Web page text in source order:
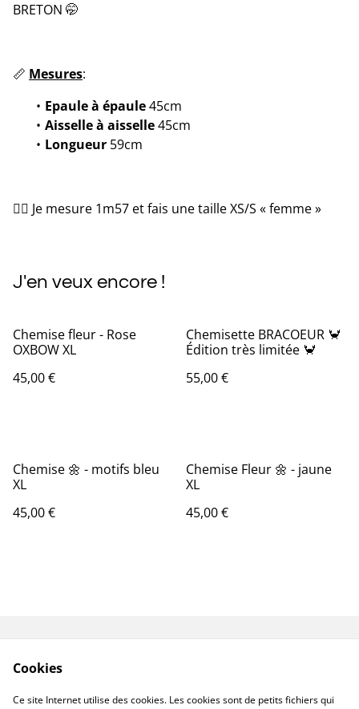
BRETON 🤭
📏 Mesures:
Epaule à épaule45cm
Aisselle à aisselle45cm
Longueur 59cm
💁‍♀️ Je mesure 1m57 et fais une taille XS/S « femme »
J'en veux encore !
Chemise fleur - Rose
OXBOW XL
45,00 €
Chemisette BRACOEUR 🦀
Édition très limitée 🦀
55,00 €
Chemise 🌼 - motifs bleu
XL
45,00 €
Chemise Fleur 🌼 - jaune
XL
45,00 €
Livraisons & Retours
confidentialité
Cookies
Ce site Internet utilise des cookies. Les cookies sont de petits fichiers qui